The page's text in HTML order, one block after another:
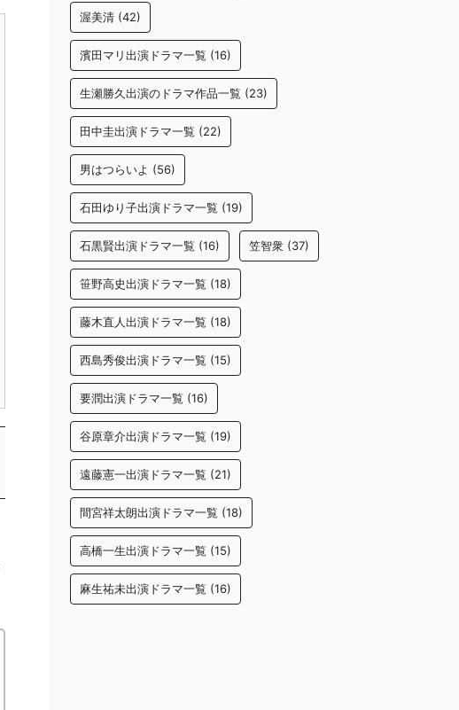
渥美清 (42)
濱田マリ出演ドラマ一覧 (16)
生瀬勝久出演のドラマ作品一覧 (23)
田中圭出演ドラマ一覧 (22)
男はつらいよ (56)
石田ゆり子出演ドラマ一覧 (19)
石黒賢出演ドラマ一覧 (16) 笠智衆 (37)
笹野高史出演ドラマ一覧 (18)
藤木直人出演ドラマ一覧 (18)
西島秀俊出演ドラマ一覧 (15)
要潤出演ドラマ一覧 (16)
谷原章介出演ドラマ一覧 (19)
遠藤憲一出演ドラマ一覧 (21)
間宮祥太朗出演ドラマ一覧 (18)
高橋一生出演ドラマ一覧 (15)
麻生祐未出演ドラマ一覧 (16)